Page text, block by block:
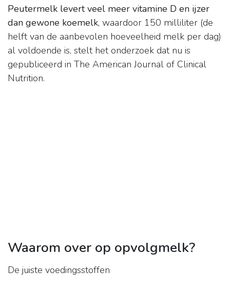
Peutermelk levert veel meer vitamine D en ijzer
dan gewone koemelk, waardoor 150 milliliter (de
helft van de aanbevolen hoeveelheid melk per dag)
al voldoende is, stelt het onderzoek dat nu is
gepubliceerd in The American Journal of Clinical
Nutrition.
Waarom over op opvolgmelk?
De juiste voedingsstoffen